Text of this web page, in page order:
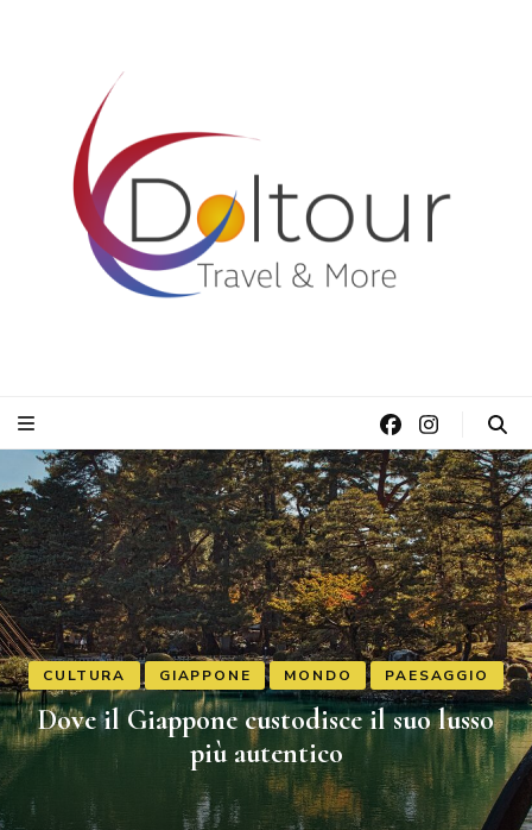
CULTURA GIAPPONE MONDO PAESAGGIO
Dove il Giappone custodisce il suo lusso
più autentico